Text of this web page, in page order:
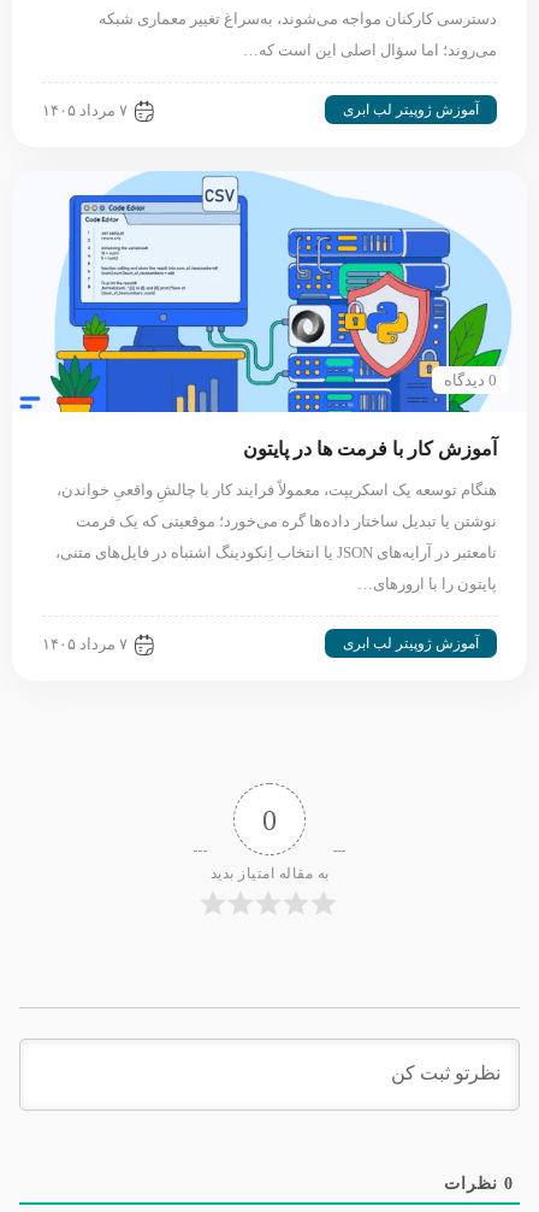
دسترسی کارکنان مواجه می‌شوند، به‌سراغ تغییر معماری شبکه
می‌روند؛ اما سؤال اصلی این است که…
آموزش ژوپیتر لب ابری ۷ مرداد ۱۴۰۵
0 دیدگاه
آموزش کار با فرمت ها در پایتون
هنگام توسعه یک اسکریپت، معمولاً فرایند کار با چالشِ واقعیِ خواندن،
نوشتن یا تبدیل ساختار داده‌ها گره می‌خورد؛ موقعیتی که یک فرمت
نامعتبر در آرایه‌های JSON یا انتخاب اِنکودینگ اشتباه در فایل‌های متنی،
پایتون را با ارورهای…
آموزش ژوپیتر لب ابری ۷ مرداد ۱۴۰۵
0
به مقاله امتیاز بدید
0 نظرات